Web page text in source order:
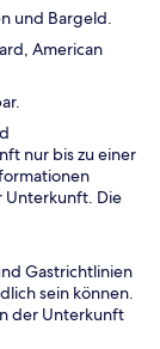
und Bargeld.
American
nur bis zu einer
Unterkunft. Die
Gastrichtlinien
sein können.
der Unterkunft